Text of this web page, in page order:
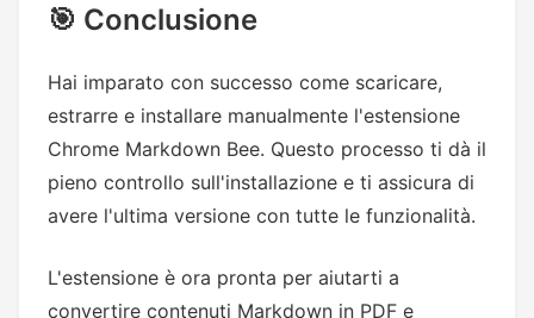
🎯 Conclusione
Hai imparato con successo come scaricare,
estrarre e installare manualmente l'estensione
Chrome Markdown Bee. Questo processo ti dà il
pieno controllo sull'installazione e ti assicura di
avere l'ultima versione con tutte le funzionalità.
L'estensione è ora pronta per aiutarti a
convertire contenuti Markdown in PDF e